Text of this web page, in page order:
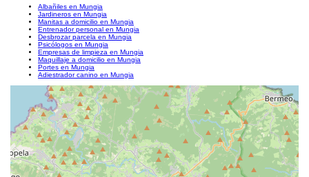
Albañiles en Mungia
Jardineros en Mungia
Manitas a domicilio en Mungia
Entrenador personal en Mungia
Desbrozar parcela en Mungia
Psicólogos en Mungia
Empresas de limpieza en Mungia
Maquillaje a domicilio en Mungia
Portes en Mungia
Adiestrador canino en Mungia